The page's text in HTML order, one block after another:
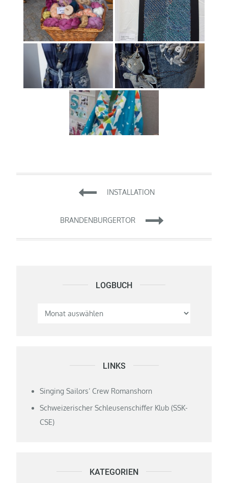
Beitragsnavigation
INSTALLATION
BRANDENBURGERTOR
LOGBUCH Logbuch
LINKS
Singing Sailors‘ Crew Romanshorn
Schweizerischer Schleusenschiffer Klub (SSK-
CSE)
KATEGORIEN